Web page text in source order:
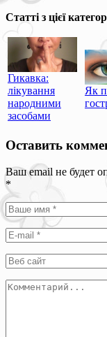
Статті з цієї
Гикавка:
лікування
народними
засобами
Як
Оставить
Ваш email не будет
*